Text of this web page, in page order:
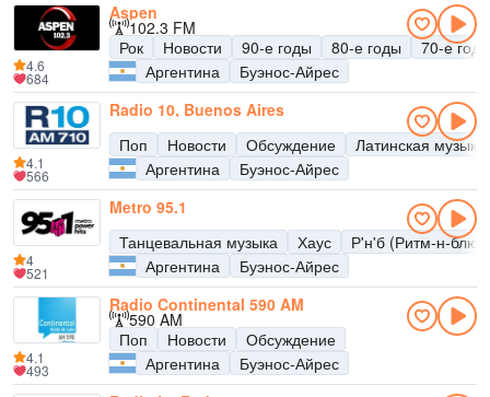
Aspen
102.3 FM
Рок
Новости 90-е годы 80-е годы
70-е годы
Аргентина
Буэнос-Айрес
4.6
684
Radio 10, Buenos Aires
Поп
Новости Обсуждение
Латинская музыка
Аргентина
Буэнос-Айрес
4.1
566
Metro 95.1
Танцевальная музыка
Хаус
Р'н'б (Ритм-н-блюз)
Аргентина
Буэнос-Айрес
4
521
Radio Continental 590 AM
590 AM
Поп
Новости
Обсуждение
Аргентина
Буэнос-Айрес
4.1
493